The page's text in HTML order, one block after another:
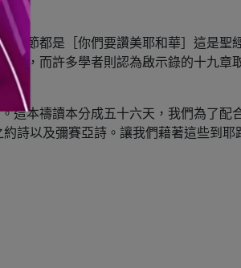
一節都是［你們要讚美耶和華］這是聖
章，而許多學者則認為啟示錄的十九章
這本禱讀本分成五十六天，我們為了配
詩以及彌賽亞詩。讓我們藉著這些到耶